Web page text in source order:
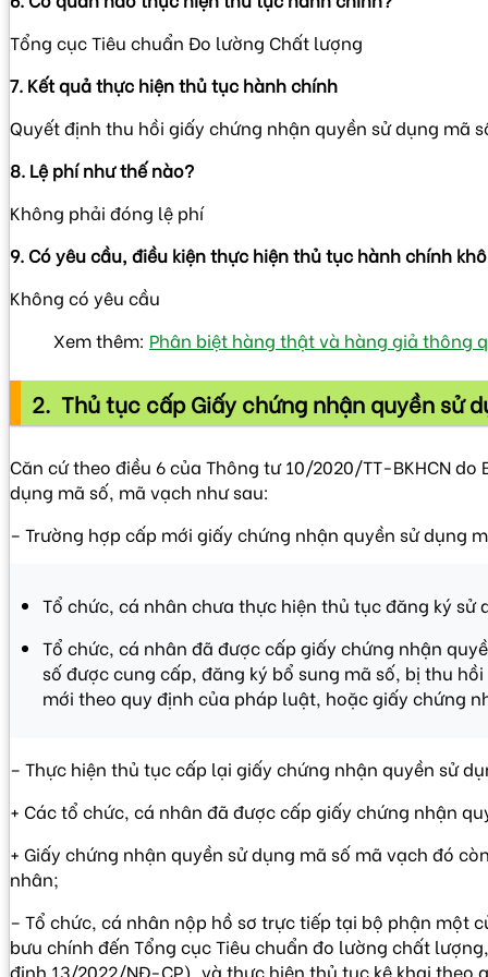
Tổng cục Tiêu chuẩn Đo lường Chất lượng
7. Kết quả thực hiện thủ tục hành chính
Quyết định thu hồi giấy chứng nhận quyền sử dụng mã
8. Lệ phí như thế nào?
Không phải đóng lệ phí
9. Có yêu cầu, điều kiện thực hiện thủ tục hành chính
Không có yêu cầu
Xem thêm: Phân biệt hàng thật và hàng giả thông
2. Thủ tục cấp Giấy chứng nhận quyền sử
Căn cứ theo điều 6 của Thông tư 10/2020/TT-BKHCN
dụng mã số, mã vạch như sau:
– Trường hợp cấp mới giấy chứng nhận quyền sử dụng
Tổ chức, cá nhân chưa thực hiện thủ tục đăng ký
Tổ chức, cá nhân đã được cấp giấy chứng nhận
số được cung cấp, đăng ký bổ sung mã số, bị thu
mới theo quy định của pháp luật, hoặc giấy chứng
– Thực hiện thủ tục cấp lại giấy chứng nhận quyền sử
+ Các tổ chức, cá nhân đã được cấp giấy chứng nhận
+ Giấy chứng nhận quyền sử dụng mã số mã vạch đó
nhân;
– Tổ chức, cá nhân nộp hồ sơ trực tiếp tại bộ phận
bưu chính đến Tổng cục Tiêu chuẩn đo lường chất
định 13/2022/NĐ-CP), và thực hiện thủ tục kê khai theo